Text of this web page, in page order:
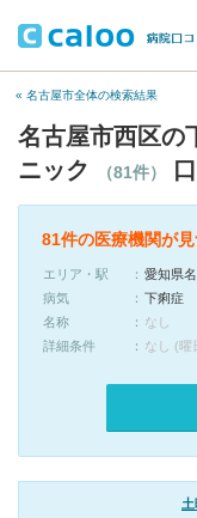
« 名古屋市全体の検索結果
名古屋市西区の
ニック
（81件）
81件の医療機関が
エリア・駅
愛知県
病気
下痢症
名称
なし
詳細条件
なし (曜